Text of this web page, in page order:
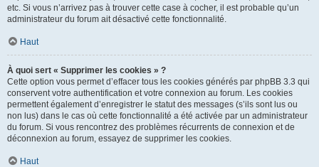
etc. Si vous n’arrivez pas à trouver cette case à cocher, il est probable qu’un
administrateur du forum ait désactivé cette fonctionnalité.
Haut
À quoi sert « Supprimer les cookies » ?
Cette option vous permet d’effacer tous les cookies générés par phpBB 3.3 qui
conservent votre authentification et votre connexion au forum. Les cookies
permettent également d’enregistrer le statut des messages (s’ils sont lus ou
non lus) dans le cas où cette fonctionnalité a été activée par un administrateur
du forum. Si vous rencontrez des problèmes récurrents de connexion et de
déconnexion au forum, essayez de supprimer les cookies.
Haut